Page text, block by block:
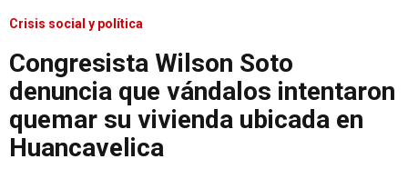
Crisis social y política
Congresista Wilson Soto
denuncia que vándalos intentaron
quemar su vivienda ubicada en
Huancavelica